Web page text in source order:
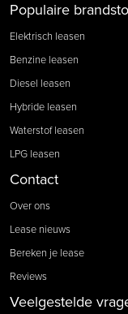
Populaire
Elektrisch leasen
Benzine leasen
Diesel leasen
Hybride leasen
Waterstof leasen
LPG leasen
Contact
Over ons
Lease nieuws
Bereken je lease
Reviews
Veelgestelde